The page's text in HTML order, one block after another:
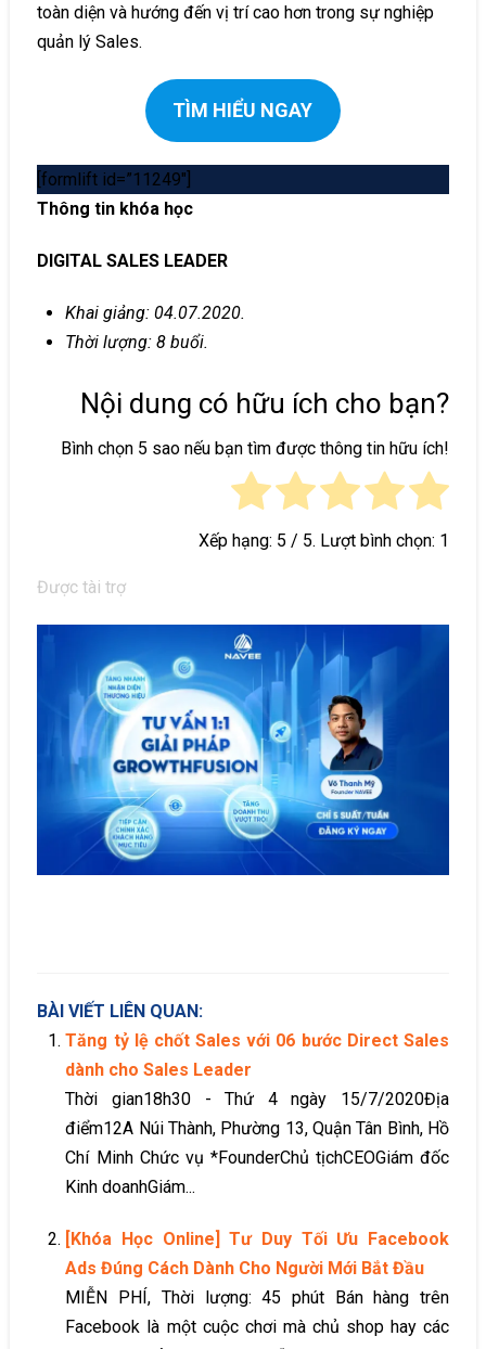
toàn diện và hướng đến vị trí cao hơn trong sự nghiệp
quản lý Sales.
TÌM HIỂU NGAY
[formlift id=”11249″]
Thông tin khóa học
DIGITAL SALES LEADER
Khai giảng: 04.07.2020.
Thời lượng: 8 buổi.
Nội dung có hữu ích cho bạn?
Bình chọn 5 sao nếu bạn tìm được thông tin hữu ích!
Xếp hạng: 5 / 5. Lượt bình chọn: 1
Được tài trợ
BÀI VIẾT LIÊN QUAN:
Tăng tỷ lệ chốt Sales với 06 bước Direct Sales
dành cho Sales Leader
Thời gian18h30 - Thứ 4 ngày 15/7/2020Địa
điểm12A Núi Thành, Phường 13, Quận Tân Bình, Hồ
Chí Minh Chức vụ *FounderChủ tịchCEOGiám đốc
Kinh doanhGiám...
[Khóa Học Online] Tư Duy Tối Ưu Facebook
Ads Đúng Cách Dành Cho Người Mới Bắt Đầu
MIỄN PHÍ, Thời lượng: 45 phút Bán hàng trên
Facebook là một cuộc chơi mà chủ shop hay các